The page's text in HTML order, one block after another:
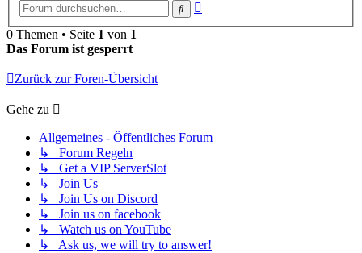
Suche
0 Themen • Seite 1 von 1
Das Forum ist gesperrt
Zurück zur Foren-Übersicht
Gehe zu
Allgemeines - Öffentliches Forum
↳ Forum Regeln
↳ Get a VIP ServerSlot
↳ Join Us
↳ Join Us on Discord
↳ Join us on facebook
↳ Watch us on YouTube
↳ Ask us, we will try to answer!